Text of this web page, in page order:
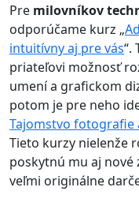
Pre milovníkov
odporúčame kurz „
intuitívny aj pre vás“.
priateľovi možnosť
umení a grafickom
potom je pre neho
Tajomstvo
Tieto kurzy nielenže
poskytnú mu aj nové
veľmi originálne